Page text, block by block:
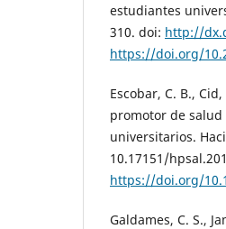
estudiantes
310. doi: http://
https://doi.org/
Escobar, C. B.,
promotor de salud
universitarios.
10.17151/
https://doi.org/
Galdames, C. S.,